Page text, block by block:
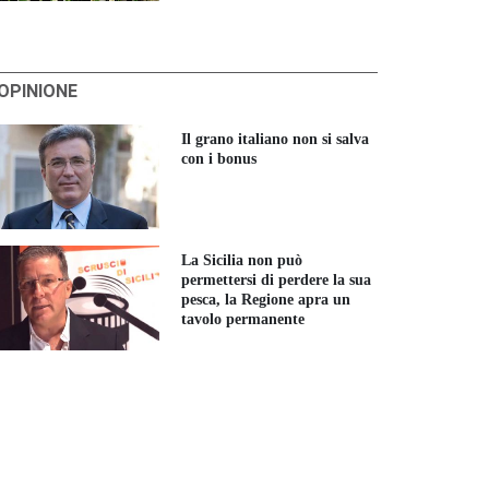
Il grano italiano non si salva
con i bonus
La Sicilia non può
permettersi di perdere la sua
pesca, la Regione apra un
tavolo permanente